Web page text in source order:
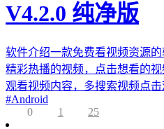
V4.2.0 纯净版
软件介绍一款免费看视频资源
精彩热播的视频，点击想看的
观看视频内容，多搜索视频点
#Android
0
1 25